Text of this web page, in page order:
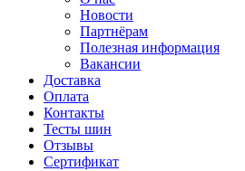
Новости
Партнёрам
Полезная информация
Вакансии
Доставка
Оплата
Контакты
Тесты шин
Отзывы
Сертификат